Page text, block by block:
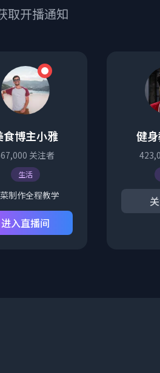
取开播通知
食博主小雅
关注者
生活
制作全程教学
进入直播间
健